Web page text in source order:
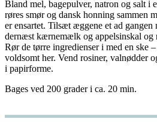
Bland mel, bagepulver, natron og salt i
røres smør og dansk honning sammen
er ensartet. Tilsæt æggene et ad gangen
dernæst kærnemælk og appelsinskal og
Rør de tørre ingredienser i med en ske
voldsomt her. Vend rosiner, valnødder
i papirforme.
Bages ved 200 grader i ca. 20 min.